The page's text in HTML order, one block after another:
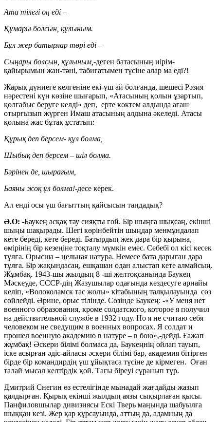
Ата тілегі оң еді –
Құмары болсын, құлыным.
Бұл жер батырлар төрі еді –
Сыңары болсын, құлыным, -деген батасының иірім-
қайырымын жан-тәні, табиғатымен түсіне алар ма еді?!
Жарық дүниеге келгеніне екі-үш ай болғанда, шешесі Рәзия
нәрестені күн көзіне шығарып, «Атасының қолын ұзартып,
қолғабыс беруге келді» деп, ерте көктем алдында ағаш
отырғызып жүрген Имаш атасының алдына әкеледі. Атасы
қолына жас бұтақ ұстатып:
Құрық деп берсем- құл болма,
Шыбық деп берсем – шіл болма.
Бәрінен де, шырағым,
Баяны жоқ ұл болма!-десе керек.
Ал енді осы үш бағыттың қайсысын таңдадық?
Ә.О: -Баукең асқақ тау сияқты ғой. Бір шыңға шықсаң, екінші
шыңы шақырады. Шегі көрінбейтін шыңдар менмұндалап
кете береді, кете береді. Батырдың жек дара бір қырына,
өмірінің бір кезеңіне тоқталу мүмкін емес. Себебі ол кісі кесек
тұлға. Орысша – цельная натура. Немесе бата дарыған дара
тұлға. Бір жақындасаң, ешқашан одан алыстап кете алмайсың.
Жұмбақ. 1943-шы жылдың 8 -ші желтоқсанында Баукең
Мәскеуде, СССР-дің Жазушылар одағында кездесуге арнайы
келіп, «Волоколамск тас жолы» кітабының талқылауында сөз
сөйлейді. Әрине, орыс тілінде. Сөзінде Баукең: -«У меня нет
военного образования, кроме солдатского, которое я получил
на действительной службе в 1932 году. Но я не считаю себя
человеком не сведущим в военных вопросах. Я солдат и
прошел военную академию в натуре – в бою»,-дейді. Ғажап
жұмбақ! Әскери білімі болмаса да, Баукеңнің ойлап тауып,
іске асырған әдіс-айласы әскери білімі бар, академия бітірген
бірде бір командирдің үш ұйықтаса түсіне де кірмеген. Оған
талай мысал келтірдік қой. Тағы біреуі сұранып тұр.
Дмитрий Снегин өз естелігінде мынадай жағдайды жазып
қалдырған. Қырық екінші жылдың аязы сықырлаған қысы.
Панфиловшылар дивизиясы Ескі Тверь маңында шабуылға
шыққан кезі. Жер қар құрсауында, аттың да, адамның да